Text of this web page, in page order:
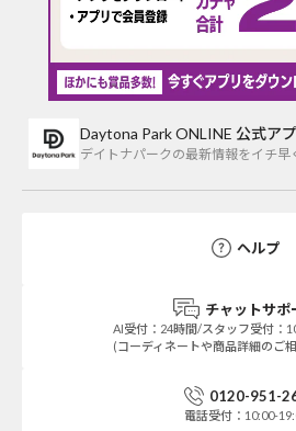
Daytona Park ONLINE 公式ア
デイトナパークの最新情報をイチ早
ヘルプ
チャットサポ
AI受付：24時間/スタッフ受付：
(コーディネートや商品詳細のご
0120-951-
電話受付：10:00-